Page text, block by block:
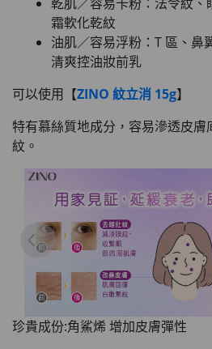
霜軟化乾紋
油肌／容易浮粉：T 區、鼻
清爽控油妝前乳
可以使用【ZINO 紋立消 15g】
特有慕絲質地成分，容易滲透皮
紋。
珍貴成份:角鯊烯 增加皮膚彈性